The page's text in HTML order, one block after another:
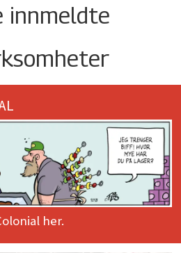
innmeldte
her.